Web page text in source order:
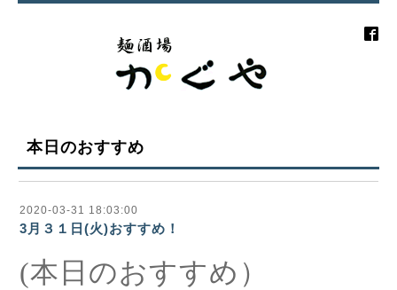
本日のおすすめ
2020-03-31 18:03:00
3月３１日(火)おすすめ！
(本日のおすすめ）